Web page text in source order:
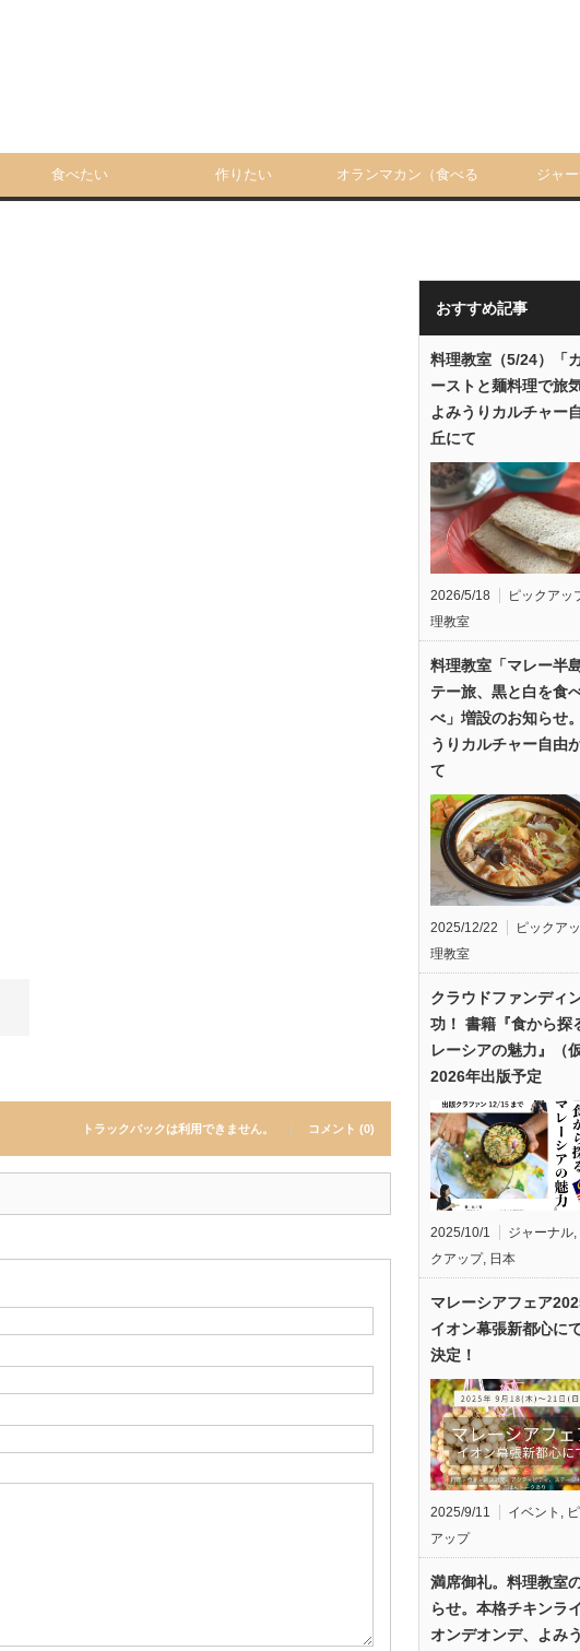
食べたい 作りたい オランマカン（食べる ジャ
トラックバックは利用できません。 コメント (0)
おすすめ記事
料理教室（5/24）「
ーストと麺料理で旅
よみうりカルチャー
丘にて
2026/5/18 ピックアッ
理教室
料理教室「マレー半
テー旅、黒と白を食
べ」増設のお知らせ
うりカルチャー自由
て
2025/12/22 ピックア
理教室
クラウドファンディ
功！ 書籍『食から探
レーシアの魅力』（仮
2026年出版予定
2025/10/1 ジャーナル,
クアップ, 日本
マレーシアフェア
イオン幕張新都心に
決定！
2025/9/11 イベント ,
アップ
満席御礼。料理教室
らせ。本格チキンラ
オンデオンデ、よみ